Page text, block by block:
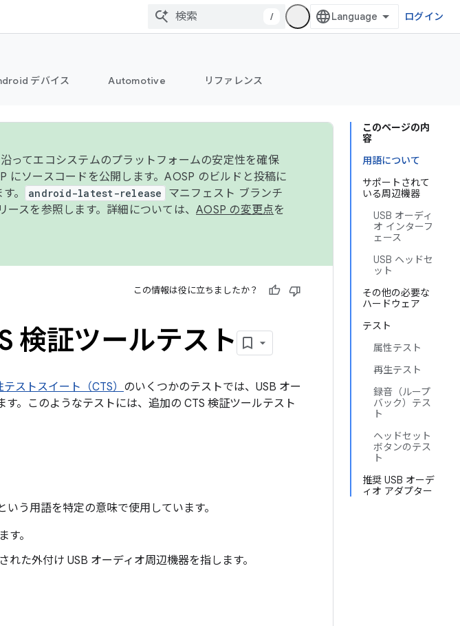
/ ログイン
デバイス Automotive リファレンス
このページの内
容
用語について
サポートされて
いる周辺機器
USB オーディ
オ インターフ
ェース
USB ヘッドセ
ット
その他の必要な
ハードウェア
テスト
属性テスト
再生テスト
録音（ループ
バック）テス
ト
ヘッドセット
ボタンのテス
ト
推奨 USB オーデ
ィオ アダプター
ってエコシステムのプラットフォームの安定性を確保
にソースコードを公開します。AOSP のビルドと投稿に
。 android-latest-release
マニフェスト ブランチ
スを参照します。詳細については、 AOSP の変更点を
この情報は役に立ちましたか？
検証ツールテスト
ストスイート（CTS） のいくつかのテストでは、USB オー
。このようなテストには、追加の CTS 検証ツールテスト
う用語を特定の意味で使用しています。
。
れた外付け USB オーディオ周辺機器を指します。